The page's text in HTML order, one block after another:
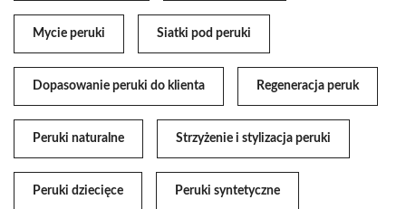
Mycie peruki Siatki pod peruki
Dopasowanie peruki do klienta Regeneracja peruk
Peruki naturalne Strzyżenie i stylizacja peruki
Peruki dziecięce Peruki syntetyczne